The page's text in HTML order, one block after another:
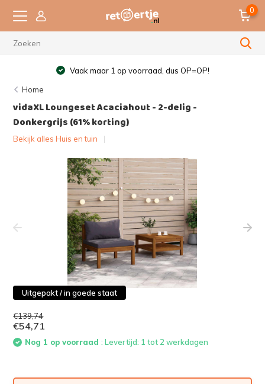
0
Vaak maar 1 op voorraad, dus OP=OP!
Home
vidaXL Loungeset Acaciahout - 2-delig -
Donkergrijs (61% korting)
Bekijk alles Huis en tuin
Uitgepakt / in goede staat
€139,74
€54,71
Nog 1 op voorraad: Levertijd: 1 tot 2 werkdagen